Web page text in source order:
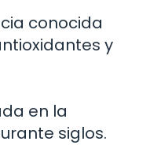
conocida
y
en la
siglos.